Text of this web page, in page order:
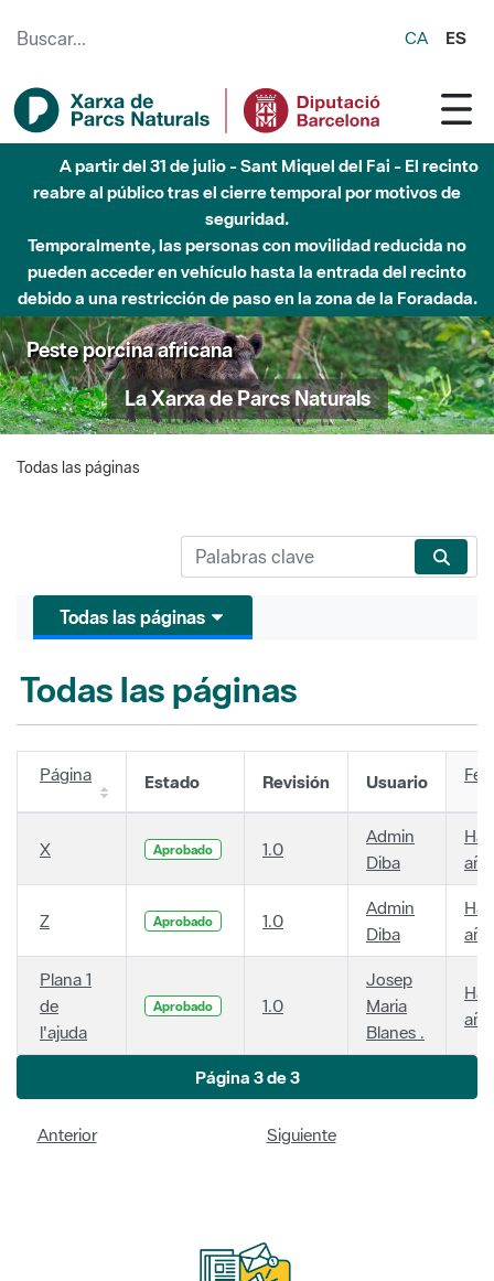
CA ES
A partir del 31 de julio - Sant Miquel del Fai - El recinto
reabre al público tras el cierre temporal por motivos de
seguridad.
Temporalmente, las personas con movilidad reducida no
pueden acceder en vehículo hasta la entrada del recinto
debido a una restricción de paso en la zona de la Foradada.
Peste porcina africana
La Xarxa de Parcs Naturals
Todas las páginas
Todas las páginas
Todas las páginas
Página Estado Revisión Usuario
X Aprobado 1.0
Admin
Diba
Z Aprobado 1.0
Admin
Diba
Plana 1
de
l'ajuda
Aprobado 1.0
Josep
Maria
Blanes .
Página 3 de 3
Anterior Siguiente